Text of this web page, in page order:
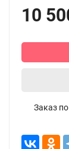
10
Заказ